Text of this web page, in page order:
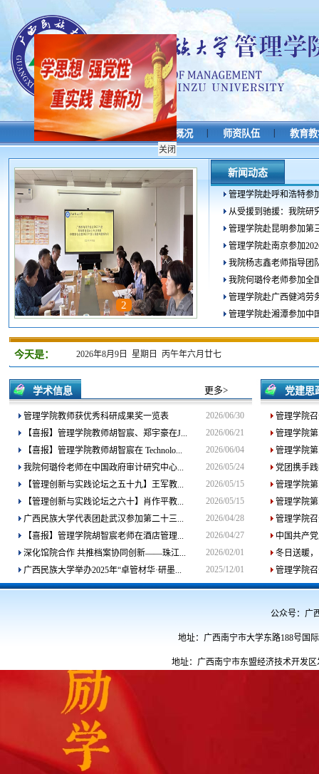
关闭
学校首页 首页 | 学院概况 师资队伍 教育
1 2 3 4 5
新闻动态
管理学院赴呼和浩特参
从受援到驰援：我院研
管理学院赴昆明参加第
管理学院赴南京参加
我院杨志鑫老师指导团
我院何璐伶老师参加全
管理学院赴广西健鸿劳
管理学院赴湘潭参加中
今天是： 2026年8月9日 星期日 丙午年六月廿七
学术信息 更多> 党建思
管理学院教师获优秀科研成果奖一览表
2026/06/30
【喜报】管理学院教师胡智宸、郑宇豪在J...
2026/06/21
【喜报】管理学院教师胡智宸在 Technolo...
2026/06/04
我院何璐伶老师在中国政府审计研究中心...
2026/05/24
【管理创新与实践论坛之五十九】王军教...
2026/05/15
【管理创新与实践论坛之六十】肖作平教...
2026/05/15
广西民族大学代表团赴武汉参加第二十三...
2026/04/28
【喜报】管理学院胡智宸老师在酒店管理...
2026/04/27
深化馆院合作 共推档案协同创新——珠江...
2026/02/01
广西民族大学举办2025年“卓管材华·研墨...
2025/12/01
管理学院
管理学院
管理学院
党团携手
管理学院
管理学院
管理学院
中国共产
冬日送暖
管理学院
公众号：广西民
地址：广西南宁市大学东路188号国
地址：广西南宁市东盟经济技术开发